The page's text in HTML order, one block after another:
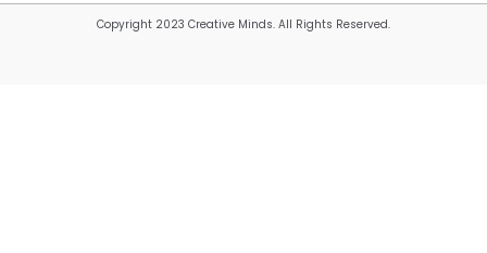
Copyright 2023 Creative Minds. All Rights Reserved.